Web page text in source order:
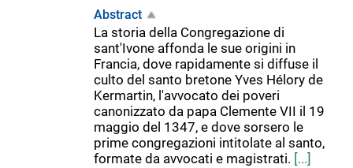
Abstract
La storia della Congregazione di
sant'Ivone affonda le sue origini in
Francia, dove rapidamente si diffuse il
culto del santo bretone Yves Hélory de
Kermartin, l'avvocato dei poveri
canonizzato da papa Clemente VII il 19
maggio del 1347, e dove sorsero le
prime congregazioni intitolate al santo,
formate da avvocati e magistrati. [...]